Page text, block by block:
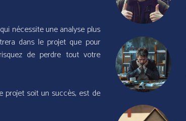
nécessite une analyse plus
dans le projet que pour
de perdre tout votre
projet soit un succès, est de